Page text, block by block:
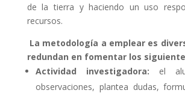
de la tierra y haciendo un uso
recursos.
La metodología a emplear es
redundan en fomentar los
Actividad investigadora: el
observaciones, plantea dudas,